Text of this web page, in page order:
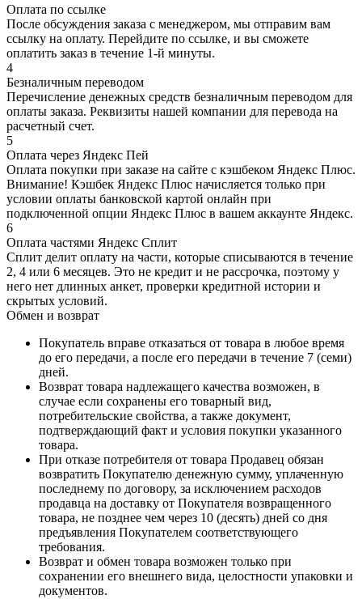
Оплата по ссылке
После обсуждения заказа с менеджером, мы отправим вам
ссылку на оплату. Перейдите по ссылке, и вы сможете
оплатить заказ в течение 1-й минуты.
4
Безналичным переводом
Перечисление денежных средств безналичным переводом для
оплаты заказа. Реквизиты нашей компании для перевода на
расчетный счет.
5
Оплата через Яндекс Пей
Оплата покупки при заказе на сайте с кэшбеком Яндекс Плюс.
Внимание! Кэшбек Яндекс Плюс начисляется только при
условии оплаты банковской картой онлайн при
подключенной опции Яндекс Плюс в вашем аккаунте Яндекс.
6
Оплата частями Яндекс Сплит
Сплит делит оплату на части, которые списываются в течение
2, 4 или 6 месяцев. Это не кредит и не рассрочка, поэтому у
него нет длинных анкет, проверки кредитной истории и
скрытых условий.
Обмен и возврат
Покупатель вправе отказаться от товара в любое время
до его передачи, а после его передачи в течение 7 (семи)
дней.
Возврат товара надлежащего качества возможен, в
случае если сохранены его товарный вид,
потребительские свойства, а также документ,
подтверждающий факт и условия покупки указанного
товара.
При отказе потребителя от товара Продавец обязан
возвратить Покупателю денежную сумму, уплаченную
последнему по договору, за исключением расходов
продавца на доставку от Покупателя возвращенного
товара, не позднее чем через 10 (десять) дней со дня
предъявления Покупателем соответствующего
требования.
Возврат и обмен товара возможен только при
сохранении его внешнего вида, целостности упаковки и
документов.